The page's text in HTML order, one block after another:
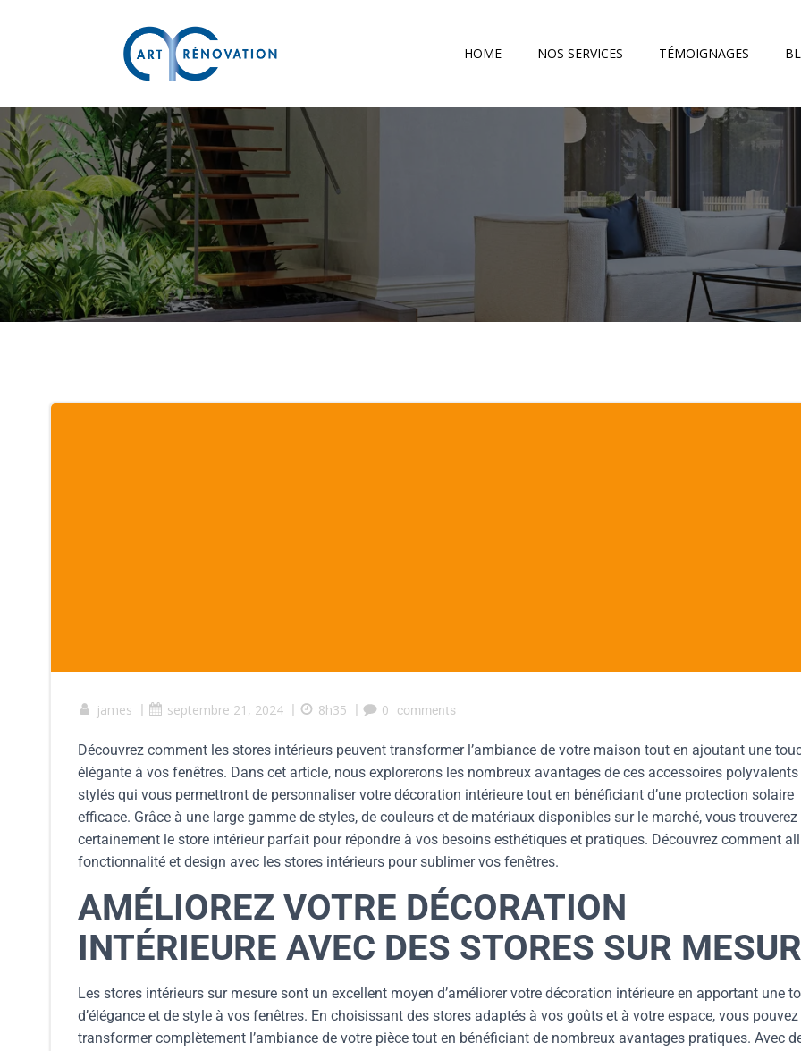
HOME NOS SERVICES TÉMOIGNAGES
james | septembre 21, 2024 | 8h35 | 0 comments
Découvrez comment les stores intérieurs peuvent transformer l’ambiance de votre maison tout en ajoutant une
élégante à vos fenêtres. Dans cet article, nous explorerons les nombreux avantages de ces accessoires polyvalents
stylés qui vous permettront de personnaliser votre décoration intérieure tout en bénéficiant d’une protection solaire
efficace. Grâce à une large gamme de styles, de couleurs et de matériaux disponibles sur le marché, vous trouverez
certainement le store intérieur parfait pour répondre à vos besoins esthétiques et pratiques. Découvrez comment
fonctionnalité et design avec les stores intérieurs pour sublimer vos fenêtres.
AMÉLIOREZ VOTRE DÉCORATION
INTÉRIEURE AVEC DES STORES SUR
Les stores intérieurs sur mesure sont un excellent moyen d’améliorer votre décoration intérieure en apportant une
d’élégance et de style à vos fenêtres. En choisissant des stores adaptés à vos goûts et à votre espace, vous pouvez
transformer complètement l’ambiance de votre pièce tout en bénéficiant de nombreux avantages pratiques. Avec